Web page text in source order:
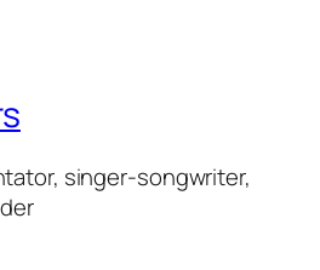
singer-songwriter,